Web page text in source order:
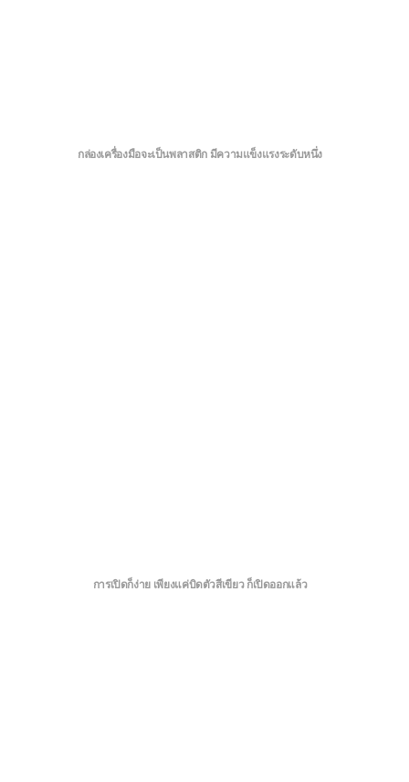
กล่องเครื่องมือจะเป็นพลาสติก มีความแข็งแรงระดับหนึ่ง
การเปิดก็ง่าย เพียงแค่บิดตัวสีเขียว ก็เปิดออกแล้ว